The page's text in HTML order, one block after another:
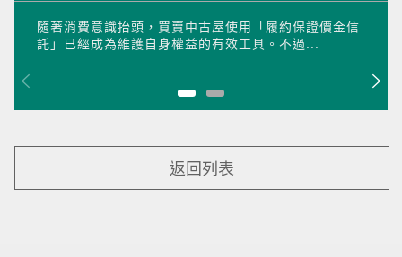
隨著消費意識抬頭，買賣中古屋使用「履約保證價金信
託」已經成為維護自身權益的有效工具。不過...
返回列表